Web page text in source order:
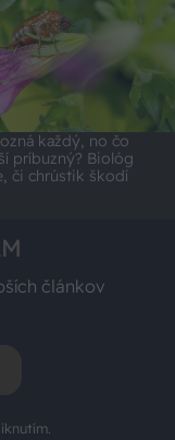
každý, no čo
príbuzný? Biológ
či chrústik škodí
článkov